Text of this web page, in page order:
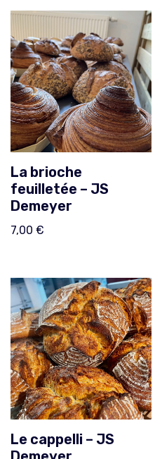
La brioche
feuilletée – JS
Demeyer
7,00 €
Le cappelli – JS